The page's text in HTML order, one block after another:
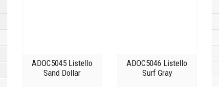
ADOC5045 Listello
Sand Dollar
ADOC5046 Listello
Surf Gray